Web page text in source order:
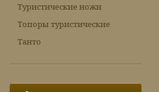
Туристические ножи
Топоры туристические
Танто